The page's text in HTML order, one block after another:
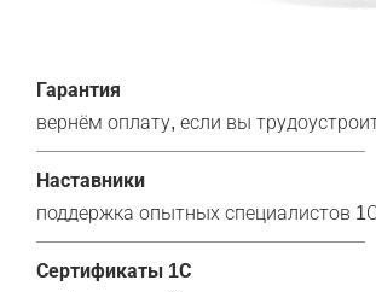
Гарантия
вернём оплату, если вы
Наставники
поддержка опытных специалистов
Сертификаты 1С